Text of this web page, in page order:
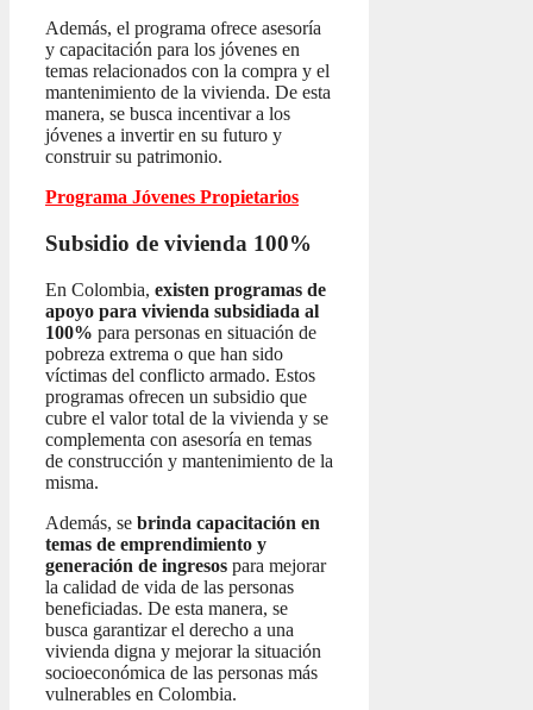
Además, el programa ofrece asesoría
y capacitación para los jóvenes en
temas relacionados con la compra y el
mantenimiento de la vivienda. De esta
manera, se busca incentivar a los
jóvenes a invertir en su futuro y
construir su patrimonio.
Programa Jóvenes Propietarios
Subsidio de vivienda 100%
En Colombia, existen programas de
apoyo para vivienda subsidiada al
100% para personas en situación de
pobreza extrema o que han sido
víctimas del conflicto armado. Estos
programas ofrecen un subsidio que
cubre el valor total de la vivienda y se
complementa con asesoría en temas
de construcción y mantenimiento de la
misma.
Además, se brinda capacitación en
temas de emprendimiento y
generación de ingresos para mejorar
la calidad de vida de las personas
beneficiadas. De esta manera, se
busca garantizar el derecho a una
vivienda digna y mejorar la situación
socioeconómica de las personas más
vulnerables en Colombia.